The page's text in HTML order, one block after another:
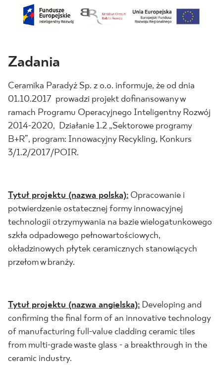
BLOG
KARIERA
MÓJ PROFIL
PL EN SK DE UK RU
Zadania
Ceramika Paradyż Sp. z o.o. informuje, że od dnia
01.10.2017 prowadzi projekt dofinansowany w
ramach Programu Operacyjnego Inteligentny Rozwój
2014-2020, Działanie 1.2 „Sektorowe programy
B+R”, program: Innowacyjny Recykling, Konkurs
3/1.2/2017/POIR.
Tytuł projektu (nazwa polska): Opracowanie i
potwierdzenie ostatecznej formy innowacyjnej
technologii otrzymywania na bazie wielogatunkowego
szkła odpadowego pełnowartościowych,
okładzinowych płytek ceramicznych stanowiących
przełom w branży.
Tytuł projektu (nazwa angielska): Developing and
confirming the final form of an innovative technology
of manufacturing full-value cladding ceramic tiles
from multi-grade waste glass - a breakthrough in the
ceramic industry.